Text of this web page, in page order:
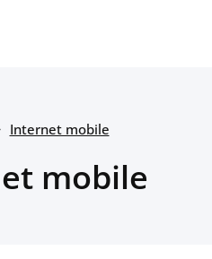
Internet mobile
mobile